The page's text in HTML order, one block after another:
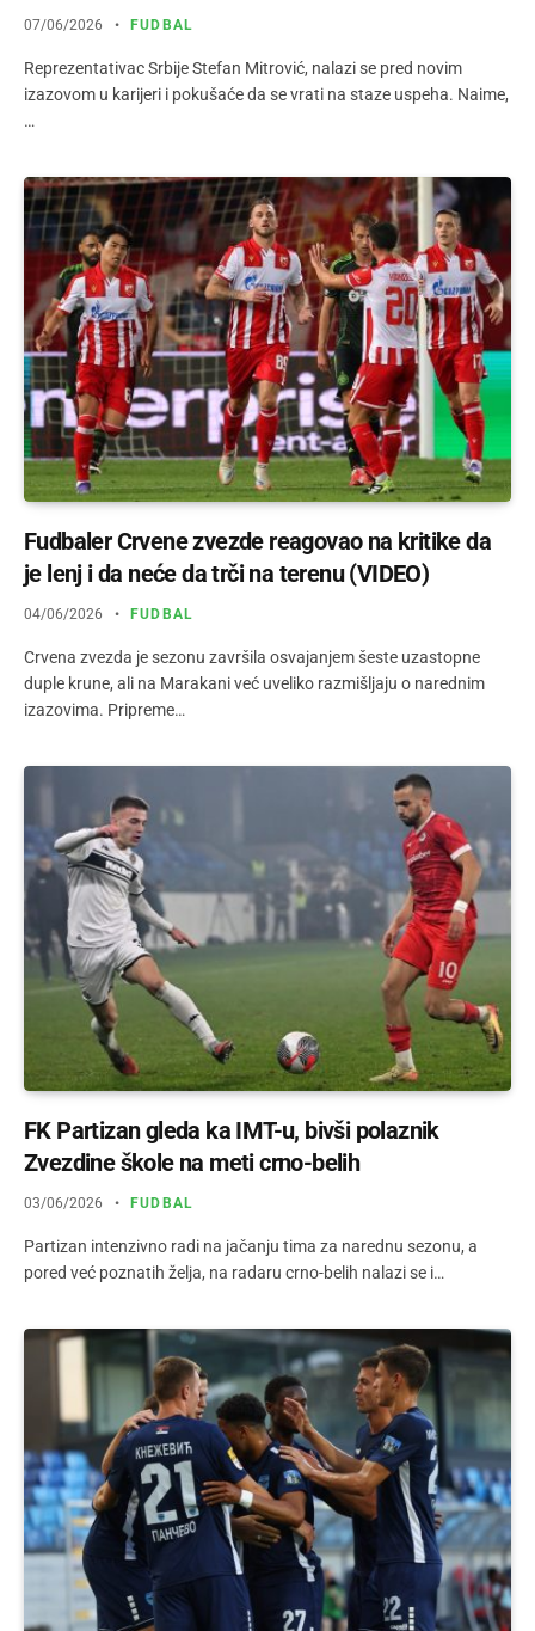
07/06/2026 FUDBAL
Reprezentativac Srbije Stefan Mitrović, nalazi se pred novim
izazovom u karijeri i pokušaće da se vrati na staze uspeha. Naime,
…
Fudbaler Crvene zvezde reagovao na kritike da
je lenj i da neće da trči na terenu (VIDEO)
04/06/2026 FUDBAL
Crvena zvezda je sezonu završila osvajanjem šeste uzastopne
duple krune, ali na Marakani već uveliko razmišljaju o narednim
izazovima. Pripreme…
FK Partizan gleda ka IMT-u, bivši polaznik
Zvezdine škole na meti crno-belih
03/06/2026 FUDBAL
Partizan intenzivno radi na jačanju tima za narednu sezonu, a
pored već poznatih želja, na radaru crno-belih nalazi se i…